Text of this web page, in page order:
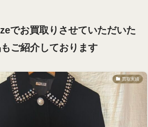
でお買取りさせていただいた
ご紹介しております
買取実績